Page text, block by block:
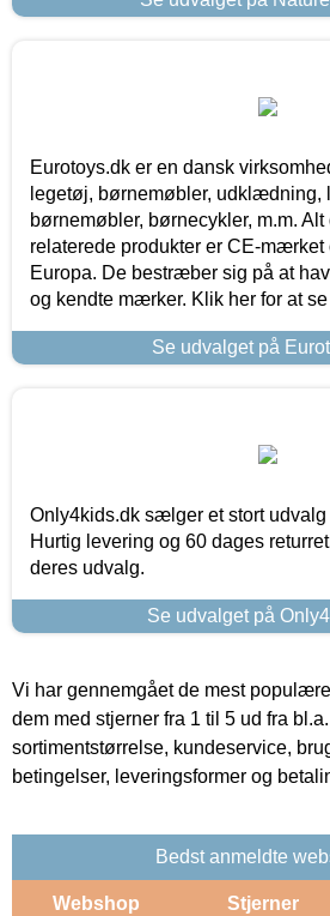
Eurotoys.dk er en dansk
legetøj, børnemøbler, udklædning,
børnemøbler, børnecykler, m.m.
relaterede produkter er CE-mærket
Europa. De bestræber sig på at
og kendte mærker. Klik her for at
Se udvalget på
Only4kids.dk sælger et stort
Hurtig levering og 60 dages
deres udvalg.
Se udvalget på
Vi har gennemgået de mest
dem med stjerner fra 1 til 5 ud fra
sortimentstørrelse, kundeservice,
betingelser, leveringsformer og
Bedst anmeldte
Webshop Stjerner